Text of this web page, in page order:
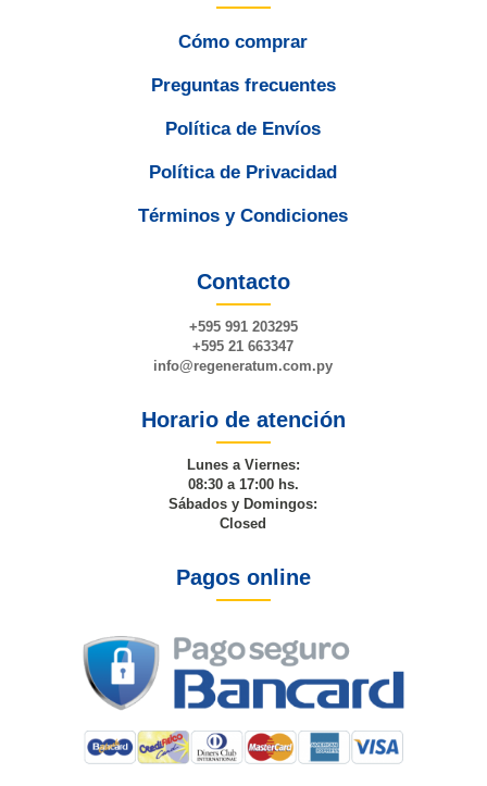
Cómo comprar
Preguntas frecuentes
Política de Envíos
Política de Privacidad
Términos y Condiciones
Contacto
+595 991 203295
+595 21 663347
info@regeneratum.com.py
Horario de atención
Lunes a Viernes:
08:30 a 17:00 hs.
Sábados y Domingos:
Closed
Pagos online